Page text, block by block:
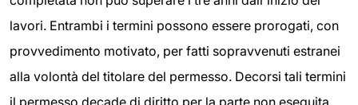
lavori. Entrambi i termini possono essere prorogati, con
provvedimento motivato, per fatti sopravvenuti estranei
alla volontà del titolare del permesso. Decorsi tali termini
il permesso decade di diritto per la parte non eseguita,